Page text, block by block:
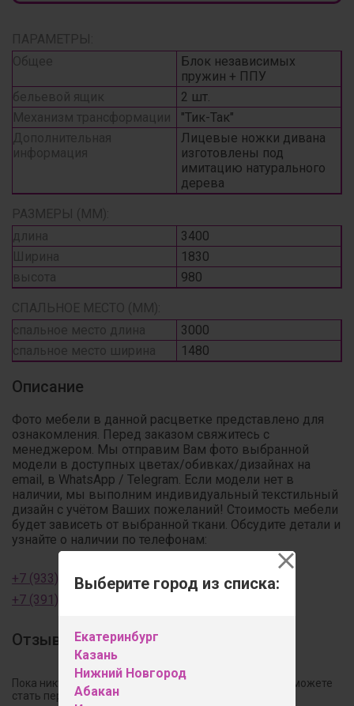
Выберите город из списка:
Екатеринбург
Казань
Нижний Новгород
Абакан
ПАРАМЕТРЫ:
Общее
Блок независимых
пружин + ППУ
бельевой ящик
2 шт.
Механизм трансформации
"Тик-Так"
Дополнительная
информация
Лицевые ножки дивана
изготовлены под
имитацию натурального
дерева
РАЗМЕРЫ (ММ):
длина
3400
Ширина
1830
высота
980
СПАЛЬНОЕ МЕСТО (ММ):
спальное место длина
3000
спальное место ширина
1480
Описание
Фото мебели в данной расцветке представлено для
ознакомления. Перед заказом свяжитесь с
менеджером. Мы отправим Вам фото выбранной
модели в доступных цветах/обивках/дизайнах на
email, в WhatsApp / Telegram. Если модели нет в
наличии, мы выполним индивидуальный текстильный
дизайн с учётом Ваших пожеланий! Стоимость мебели
будет зависеть от выбранной ткани. Обсудите детали и
узнайте о наличии по телефонам:
+7 (933) 320-75-20
+7 (391) 235-95-52
Отзывы
Пока никто не оставил свой отзыв к этому товару. Вы можете
стать первым!